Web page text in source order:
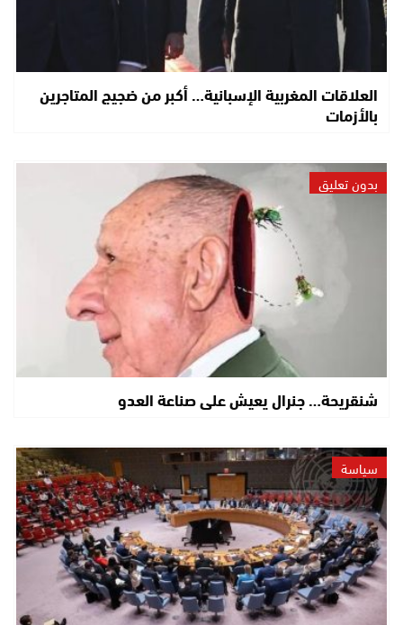
العلاقات المغربية الإسبانية… أكبر من ضجيج المتاجرين
بالأزمات
بدون تعليق
شنقريحة… جنرال يعيش على صناعة العدو
سياسة